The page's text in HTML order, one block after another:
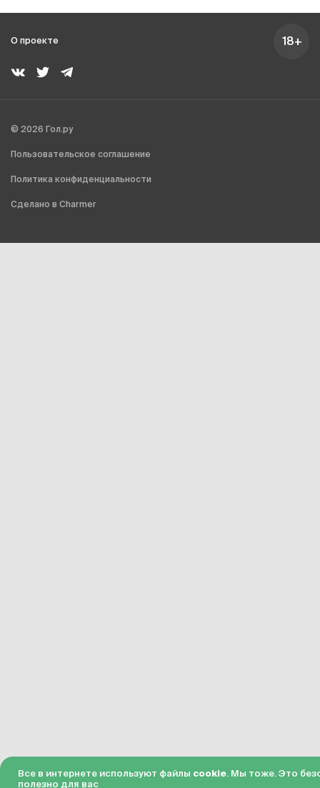
О проекте 18+
© 2026 Гол.ру
Пользовательское соглашение
Политика конфиденциальности
Сделано в Charmer
Все в интернете используют файлы cookie. Мы тоже. Это
полезно для вас